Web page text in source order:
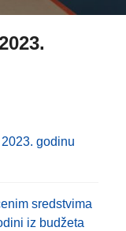
godinu
sredstvima
iz budžeta